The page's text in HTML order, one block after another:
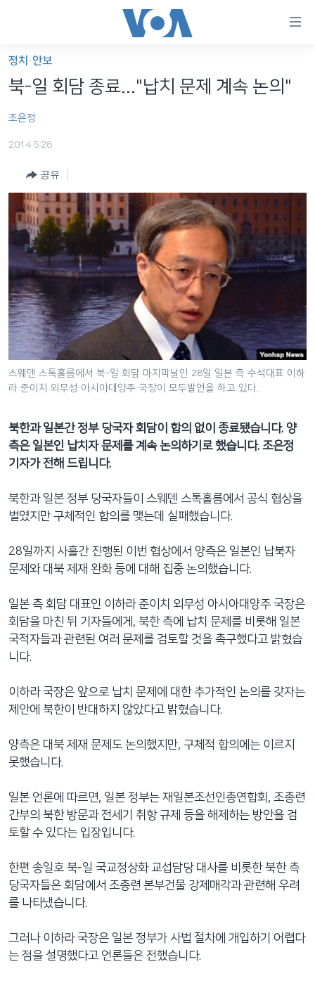
가
능
메
동
인
네
게
이
로
이
동
색
이
등
VOD
라디오
프로그램
주파수 안내
언어 선택
정치·안보
북-일 회담 종료..."납치 문제 계속 논의"
조은정
2014.5.28
공유
스웨덴 스톡홀름에서 북-일 회담 마지막날인 28일 일본 측 수석대표 이하
라 준이치 외무성 아시아대양주 국장이 모두발언을 하고 있다.
북한과 일본간 정부 당국자 회담이 합의 없이 종료됐습니다. 양
측은 일본인 납치자 문제를 계속 논의하기로 했습니다. 조은정
기자가 전해 드립니다.
북한과 일본 정부 당국자들이 스웨덴 스톡홀름에서 공식 협상을
벌였지만 구체적인 합의를 맺는데 실패했습니다.
28일까지 사흘간 진행된 이번 협상에서 양측은 일본인 납북자
문제와 대북 제재 완화 등에 대해 집중 논의했습니다.
일본 측 회담 대표인 이하라 준이치 외무성 아시아대양주 국장은
회담을 마친 뒤 기자들에게, 북한 측에 납치 문제를 비롯해 일본
국적자들과 관련된 여러 문제를 검토할 것을 촉구했다고 밝혔습
니다.
이하라 국장은 앞으로 납치 문제에 대한 추가적인 논의를 갖자는
제안에 북한이 반대하지 않았다고 밝혔습니다.
양측은 대북 제재 문제도 논의했지만, 구체적 합의에는 이르지
못했습니다.
일본 언론에 따르면, 일본 정부는 재일본조선인총연합회, 조총련
간부의 북한 방문과 전세기 취항 규제 등을 해제하는 방안을 검
토할 수 있다는 입장입니다.
한편 송일호 북-일 국교정상화 교섭담당 대사를 비롯한 북한 측
당국자들은 회담에서 조총련 본부건물 강제매각과 관련해 우려
를 나타냈습니다.
그러나 이하라 국장은 일본 정부가 사법 절차에 개입하기 어렵다
는 점을 설명했다고 언론들은 전했습니다.